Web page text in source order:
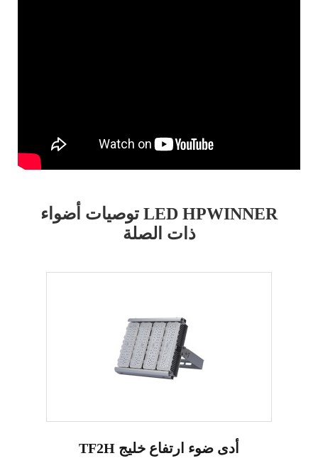
توصيات أضواء LED HPWINNER
ذات الصلة
TF2H أدى ضوء ارتفاع خليج